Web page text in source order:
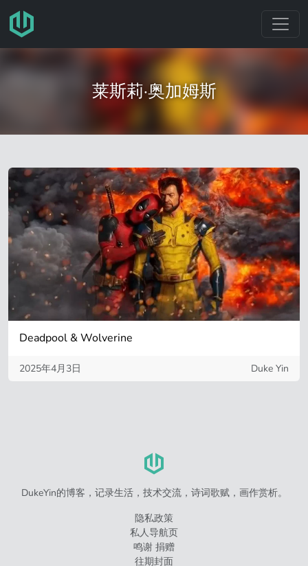
跳转至主要内容
莱斯莉·奥加姆斯
Deadpool & Wolverine
2025年4月3日 Duke Yin
DukeYin的博客，记录生活，技术交流，诗词歌赋，画作赏析。
隐私政策
私人导航页
鸣谢 捐赠
往期封面